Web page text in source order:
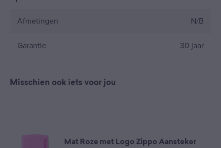
Afmetingen N/B
Garantie 30 jaar
Misschien ook iets voor jou
Mat Roze met Logo Zippo Aansteker